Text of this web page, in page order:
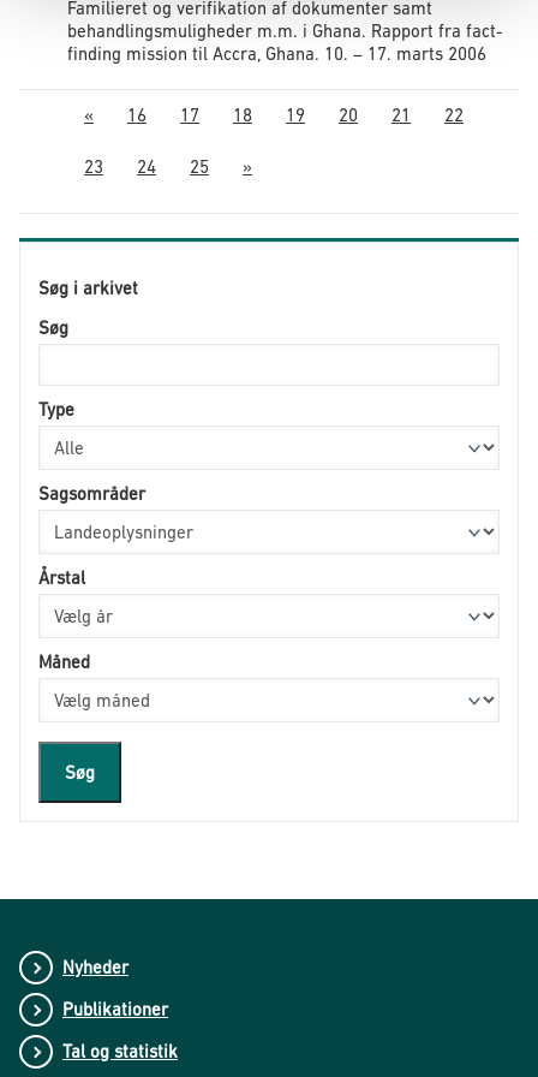
Familieret og verifikation af dokumenter samt
behandlingsmuligheder m.m. i Ghana. Rapport fra fact-
finding mission til Accra, Ghana. 10. – 17. marts 2006
« 16 17 18 19 20 21 22
23 24 25 »
Søg i arkivet
Søg
Type
Sagsområder
Årstal
Måned
Søg
Nyheder
Publikationer
Tal og statistik